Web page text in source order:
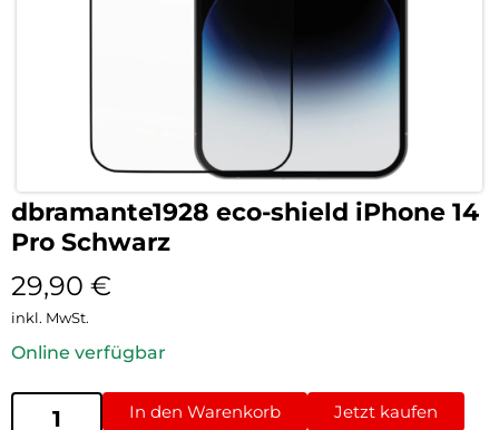
dbramante1928 eco-shield iPhone 14
Pro Schwarz
29,90 €
inkl. MwSt.
Online verfügbar
In den Warenkorb Jetzt kaufen